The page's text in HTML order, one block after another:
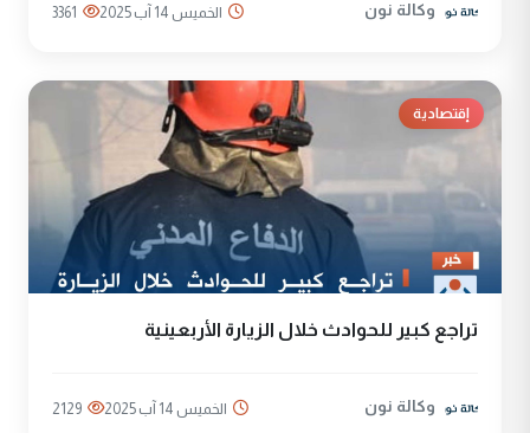
وكالة نون الخميس 14 آب 2025 3361
إقتصادية
تراجع كبير للحوادث خلال الزيارة الأربعينية
وكالة نون الخميس 14 آب 2025 2129